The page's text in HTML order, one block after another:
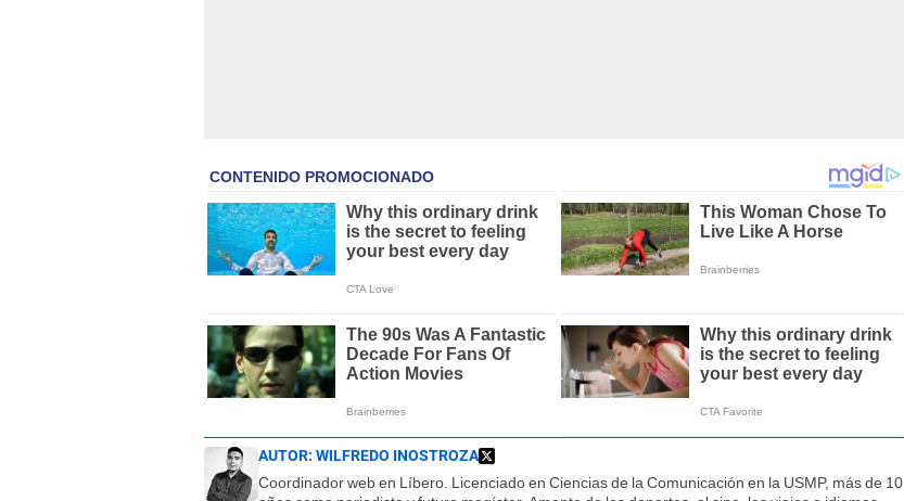
AUTOR: WILFREDO INOSTROZA
Coordinador web en Líbero. Licenciado en Ciencias de la Comunicación en la USMP, más de 10